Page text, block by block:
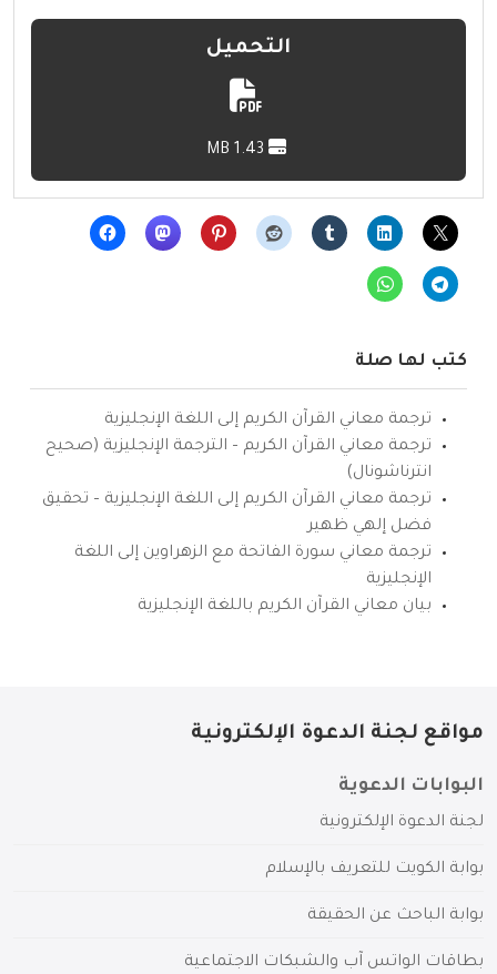
التحميل
كتب لها صلة
ترجمة معاني القرآن الكريم إلى اللغة الإنجليزية
ترجمة معاني القرآن الكريم – الترجمة الإنجليزية (صحيح
انترناشونال)
ترجمة معاني القرآن الكريم إلى اللغة الإنجليزية – تحقيق
فضل إلهي ظهير
ترجمة معاني سورة الفاتحة مع الزهراوين إلى اللغة
الإنجليزية
بيان معاني القرآن الكريم باللغة الإنجليزية
مواقع لجنة الدعوة الإلكترونية
البوابات الدعوية
لجنة الدعوة الإلكترونية
بوابة الكويت للتعريف بالإسلام
بوابة الباحث عن الحقيقة
بطاقات الواتس آب والشبكات الاجتماعية